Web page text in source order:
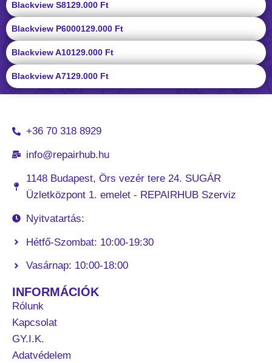
Blackview S8129.000 Ft
Blackview P6000129.000 Ft
Blackview A10129.000 Ft
Blackview A7129.000 Ft
+36 70 318 8929
info@repairhub.hu
1148 Budapest, Örs vezér tere 24. SUGÁR
Üzletközpont 1. emelet - REPAIRHUB Szerviz
Nyitvatartás:
Hétfő-Szombat: 10:00-19:30
Vasárnap: 10:00-18:00
INFORMÁCIÓK
Rólunk
Kapcsolat
GY.I.K.
Adatvédelem